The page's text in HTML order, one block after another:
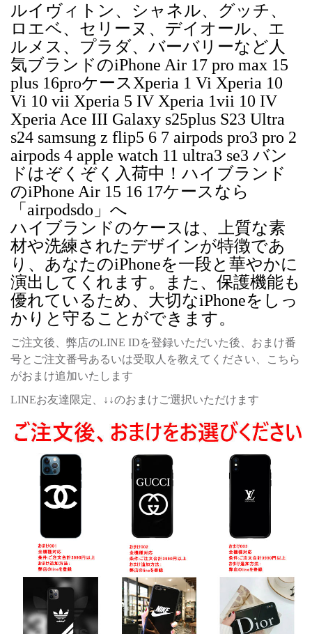
ルイヴィトン、シャネル、グッチ、
ロエベ、セリーヌ、デイオール、エ
ルメス、プラダ、バーバリーなど人
気ブランドのiPhone Air 17 pro max 15
plus 16proケースXperia 1 Vi Xperia 10
Vi 10 vii Xperia 5 IV Xperia 1vii 10 IV
Xperia Ace III Galaxy s25plus S23 Ultra
s24 samsung z flip5 6 7 airpods pro3 pro 2
airpods 4 apple watch 11 ultra3 se3 バン
ドはぞくぞく入荷中！ハイブランド
のiPhone Air 15 16 17ケースなら
「airpodsdo」へ
ハイブランドのケースは、上質な素
材や洗練されたデザインが特徴であ
り、あなたのiPhoneを一段と華やかに
演出してくれます。また、保護機能も
優れているため、大切なiPhoneをしっ
かりと守ることができます。
ご注文後、弊店のLINE IDを登録いただいた後、おまけ番
号とご注文番号あるいは受取人を教えてください、こちら
がおまけ追加いたします
LINEお友達限定、↓↓のおまけご選択いただけます